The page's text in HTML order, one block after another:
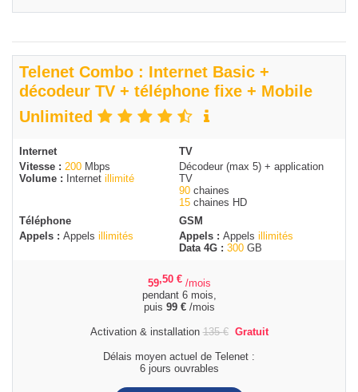
Telenet Combo : Internet Basic +
décodeur TV + téléphone fixe + Mobile
Unlimited
Internet
Vitesse : 200 Mbps
Volume : Internet illimité
TV
Décodeur (max 5) + application
TV
90 chaines
15 chaines HD
Téléphone
Appels : Appels illimités
GSM
Appels : Appels illimités
Data 4G : 300 GB
59,50 € /mois
pendant 6 mois,
puis 99 €/mois
Activation & installation135€ Gratuit
Délais moyen actuel de Telenet :
6 jours ouvrables